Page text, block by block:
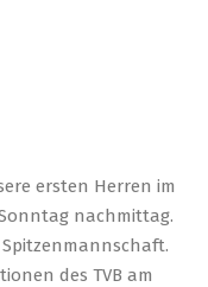
ersten Herren im
nachmittag.
des TVB am